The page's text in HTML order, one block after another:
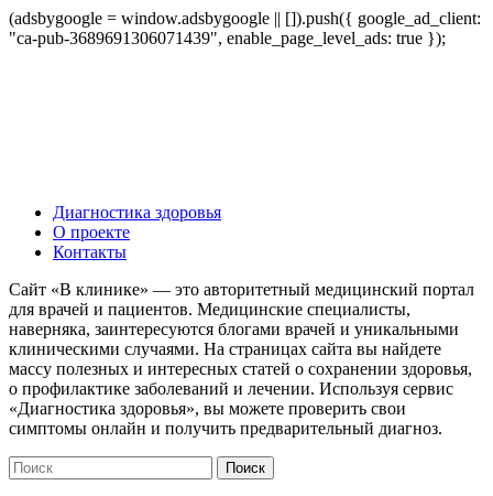
(adsbygoogle = window.adsbygoogle || []).push({ google_ad_client:
"ca-pub-3689691306071439", enable_page_level_ads: true });
Диагностика здоровья
О проекте
Контакты
Сайт «В клинике» — это авторитетный медицинский портал
для врачей и пациентов. Медицинские специалисты,
наверняка, заинтересуются блогами врачей и уникальными
клиническими случаями. На страницах сайта вы найдете
массу полезных и интересных статей о сохранении здоровья,
о профилактике заболеваний и лечении. Используя сервис
«Диагностика здоровья», вы можете проверить свои
симптомы онлайн и получить предварительный диагноз.